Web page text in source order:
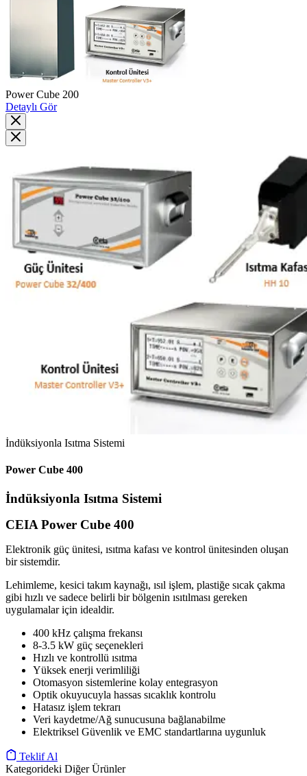
Power Cube 200
Detaylı Gör
İndüksiyonla Isıtma Sistemi
Power Cube 400
İndüksiyonla Isıtma Sistemi
CEIA Power Cube 400
Elektronik güç ünitesi, ısıtma kafası ve kontrol ünitesinden oluşan
bir sistemdir.
Lehimleme, kesici takım kaynağı, ısıl işlem, plastiğe sıcak çakma
gibi hızlı ve sadece belirli bir bölgenin ısıtılması gereken
uygulamalar için idealdir.
400 kHz çalışma frekansı
8-3.5 kW güç seçenekleri
Hızlı ve kontrollü ısıtma
Yüksek enerji verimliliği
Otomasyon sistemlerine kolay entegrasyon
Optik okuyucuyla hassas sıcaklık kontrolu
Hatasız işlem tekrarı
Veri kaydetme/Ağ sunucusuna bağlanabilme
Elektriksel Güvenlik ve EMC standartlarına uygunluk
Teklif Al
Kategorideki Diğer Ürünler